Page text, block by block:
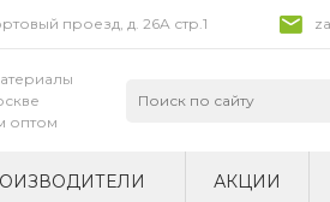
проезд, д. 26A стр.1
оптом
АКЦИИ